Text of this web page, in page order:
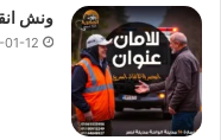
ونش
12